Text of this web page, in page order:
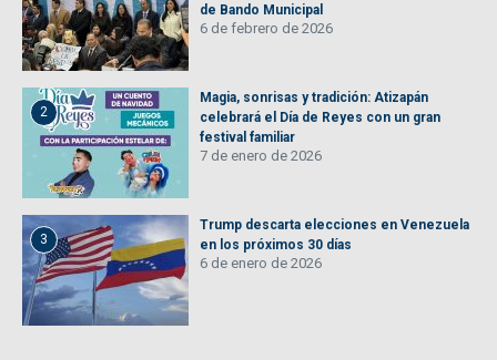
de Bando Municipal
6 de febrero de 2026
2
Magia, sonrisas y tradición: Atizapán
celebrará el Día de Reyes con un gran
festival familiar
7 de enero de 2026
3
Trump descarta elecciones en Venezuela
en los próximos 30 días
6 de enero de 2026